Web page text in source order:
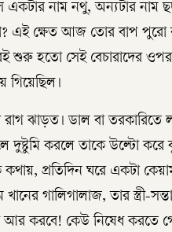
নাম নথু, অন্যটার নাম
এই ক্ষেত আজ তোর বাপ পুরো
শুরু হতো সেই বেচারাদের
রাগ ঝাড়ত। ডাল বা
দুষ্টুমি করলে তাকে উল্টো করে
প্রতিদিন ঘরে একটা
গালিগালাজ, তার স্ত্রী-
আর করবে! কেউ নিষেধ করতে